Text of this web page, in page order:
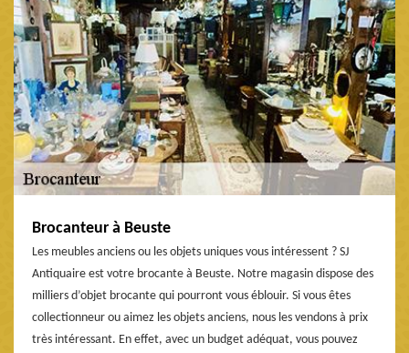
Brocanteur à Beuste
Les meubles anciens ou les objets uniques vous intéressent ? SJ
Antiquaire est votre brocante à Beuste. Notre magasin dispose des
milliers d’objet brocante qui pourront vous éblouir. Si vous êtes
collectionneur ou aimez les objets anciens, nous les vendons à prix
très intéressant. En effet, avec un budget adéquat, vous pouvez